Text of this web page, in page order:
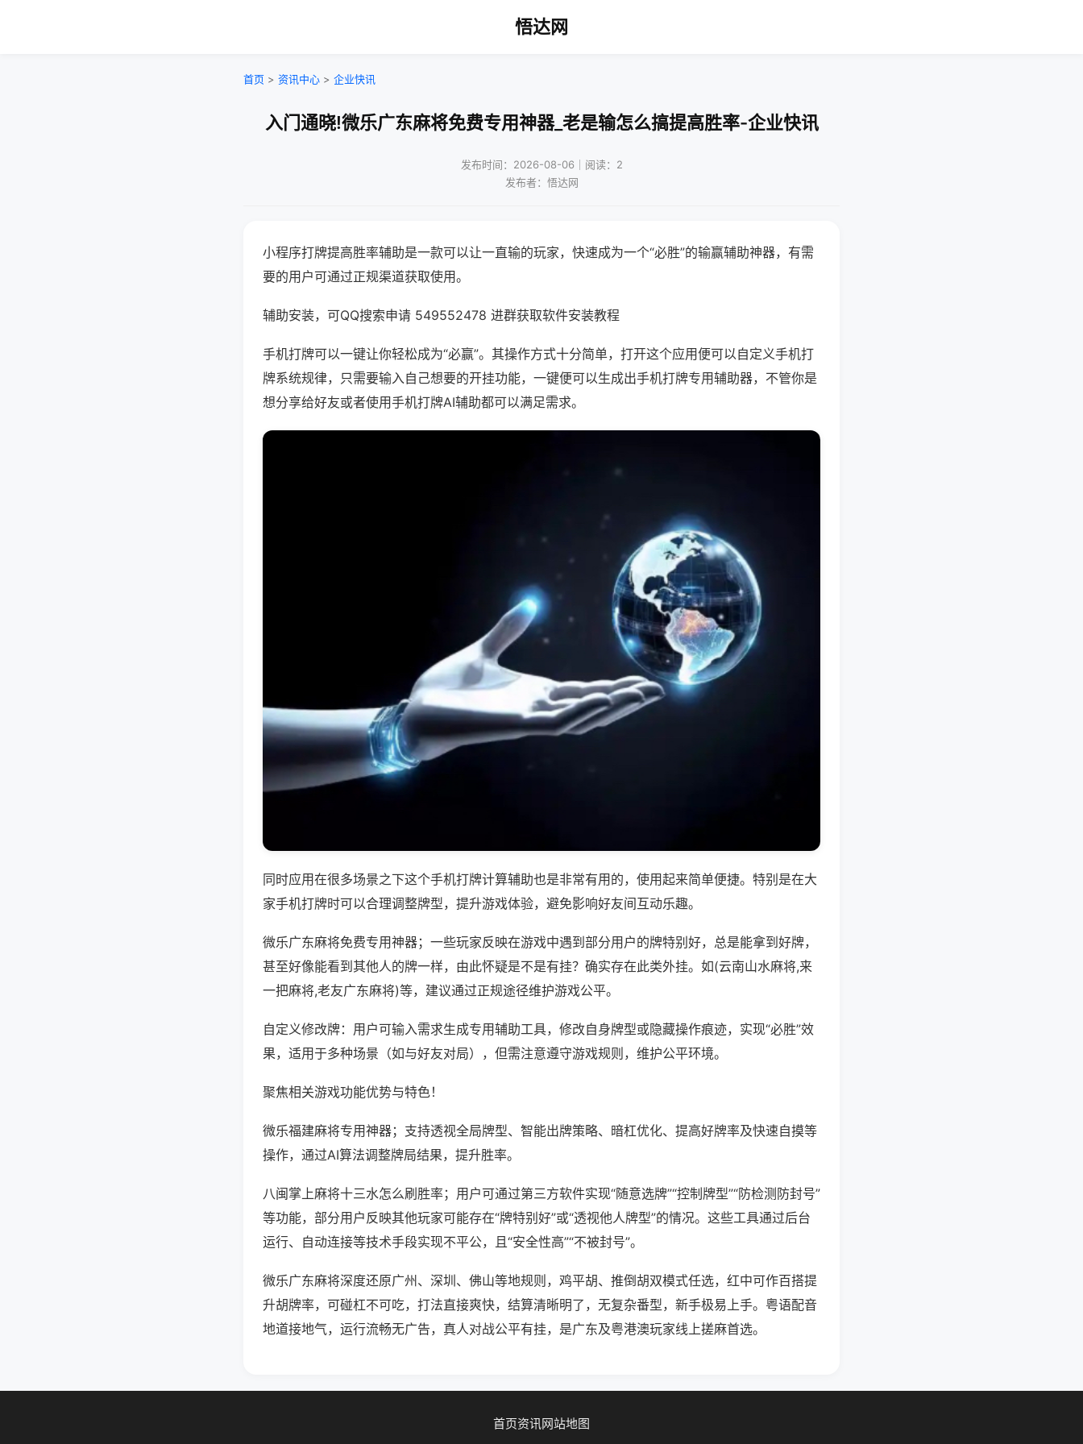
悟达网
首页 > 资讯中心 > 企业快讯
入门通晓!微乐广东麻将免费专用神器_老是输怎么搞提高胜率-企业快讯
发布时间：2026-08-06｜阅读：2
发布者：悟达网
小程序打牌提高胜率辅助是一款可以让一直输的玩家，快速成为一个“必胜”的输赢辅助神器，有需
要的用户可通过正规渠道获取使用。
辅助安装，可QQ搜索申请 549552478 进群获取软件安装教程
手机打牌可以一键让你轻松成为“必赢”。其操作方式十分简单，打开这个应用便可以自定义手机打
牌系统规律，只需要输入自己想要的开挂功能，一键便可以生成出手机打牌专用辅助器，不管你是
想分享给好友或者使用手机打牌AI辅助都可以满足需求。
同时应用在很多场景之下这个手机打牌计算辅助也是非常有用的，使用起来简单便捷。特别是在大
家手机打牌时可以合理调整牌型，提升游戏体验，避免影响好友间互动乐趣。
微乐广东麻将免费专用神器；一些玩家反映在游戏中遇到部分用户的牌特别好，总是能拿到好牌，
甚至好像能看到其他人的牌一样，由此怀疑是不是有挂？确实存在此类外挂。如(云南山水麻将,来
一把麻将,老友广东麻将)等，建议通过正规途径维护游戏公平。
自定义修改牌：用户可输入需求生成专用辅助工具，修改自身牌型或隐藏操作痕迹，实现“必胜”效
果，适用于多种场景（如与好友对局），但需注意遵守游戏规则，维护公平环境。
聚焦相关游戏功能优势与特色！
微乐福建麻将专用神器；支持透视全局牌型、智能出牌策略、暗杠优化、提高好牌率及快速自摸等
操作，通过AI算法调整牌局结果，提升胜率。
八闽掌上麻将十三水怎么刷胜率；用户可通过第三方软件实现“随意选牌”“控制牌型”“防检测防封号”
等功能，部分用户反映其他玩家可能存在“牌特别好”或“透视他人牌型”的情况。这些工具通过后台
运行、自动连接等技术手段实现不平公，且“安全性高”“不被封号”。
微乐广东麻将深度还原广州、深圳、佛山等地规则，鸡平胡、推倒胡双模式任选，红中可作百搭提
升胡牌率，可碰杠不可吃，打法直接爽快，结算清晰明了，无复杂番型，新手极易上手。粤语配音
地道接地气，运行流畅无广告，真人对战公平有挂，是广东及粤港澳玩家线上搓麻首选。
首页资讯网站地图